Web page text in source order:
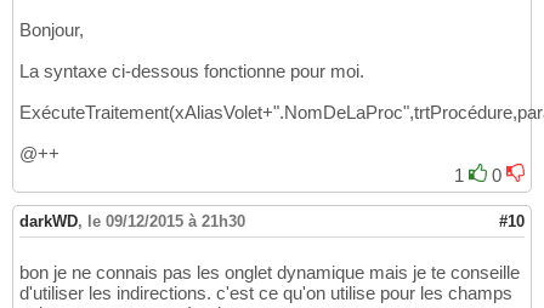
Bonjour,
La syntaxe ci-dessous fonctionne pour moi.
@++
1
0
darkWD, le 09/12/2015 à 21h30 #10
bon je ne connais pas les onglet dynamique mais je te conseille
d'utiliser les indirections. c'est ce qu'on utilise pour les champs